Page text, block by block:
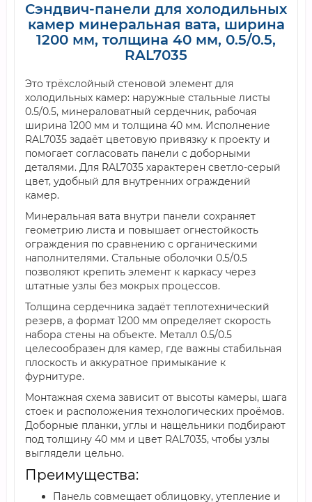
Сэндвич-панели для холодильных
камер минеральная вата, ширина
1200 мм, толщина 40 мм, 0.5/0.5,
RAL7035
Это трёхслойный стеновой элемент для
холодильных камер: наружные стальные листы
0.5/0.5, минераловатный сердечник, рабочая
ширина 1200 мм и толщина 40 мм. Исполнение
RAL7035 задаёт цветовую привязку к проекту и
помогает согласовать панели с доборными
деталями. Для RAL7035 характерен светло-серый
цвет, удобный для внутренних ограждений
камер.
Минеральная вата внутри панели сохраняет
геометрию листа и повышает огнестойкость
ограждения по сравнению с органическими
наполнителями. Стальные оболочки 0.5/0.5
позволяют крепить элемент к каркасу через
штатные узлы без мокрых процессов.
Толщина сердечника задаёт теплотехнический
резерв, а формат 1200 мм определяет скорость
набора стены на объекте. Металл 0.5/0.5
целесообразен для камер, где важны стабильная
плоскость и аккуратное примыкание к
фурнитуре.
Монтажная схема зависит от высоты камеры, шага
стоек и расположения технологических проёмов.
Доборные планки, углы и нащельники подбирают
под толщину 40 мм и цвет RAL7035, чтобы узлы
выглядели цельно.
Преимущества:
Панель совмещает облицовку, утепление и